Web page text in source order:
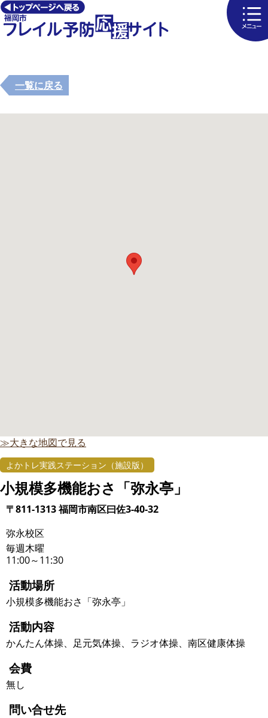
一覧に戻る
≫大きな地図で見る
よかトレ実践ステーション（施設版）
小規模多機能おさ「弥永亭」
〒811-1313 福岡市南区曰佐3-40-32
弥永校区
毎週木曜
11:00～11:30
活動場所
小規模多機能おさ「弥永亭」
活動内容
かんたん体操、足元気体操、ラジオ体操、南区健康体操
会費
無し
問い合せ先